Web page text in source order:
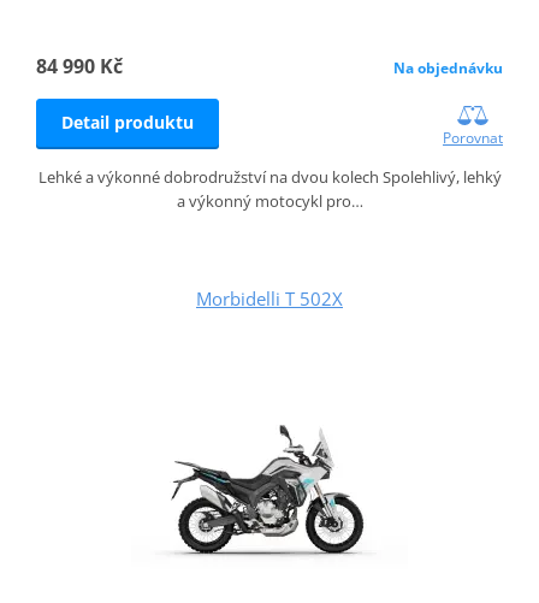
84 990 Kč Na objednávku
Detail produktu
Porovnat
Lehké a výkonné dobrodružství na dvou kolech Spolehlivý, lehký
a výkonný motocykl pro…
Morbidelli T 502X